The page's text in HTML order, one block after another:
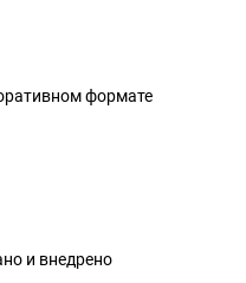
формате
и внедрено